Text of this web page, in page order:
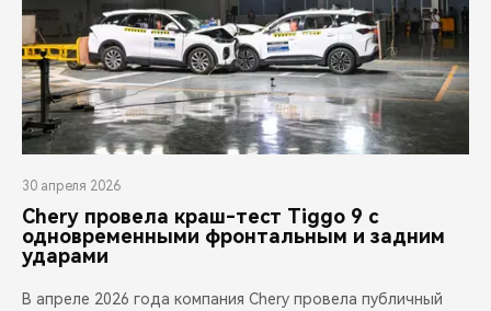
30 апреля 2026
Chery провела краш-тест Tiggo 9 с
одновременными фронтальным и задним
ударами
В апреле 2026 года компания Chery провела публичный